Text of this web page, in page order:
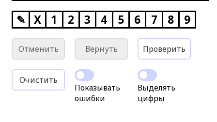
✎ X 1 2 3 4 5 6 7 8 9
Отменить Вернуть Проверить
Очистить
Показывать
ошибки
Выделять
цифры